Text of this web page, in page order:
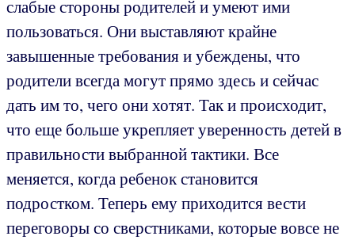
слабые стороны родителей и умеют ими
пользоваться. Они выставляют крайне
завышенные требования и убеждены, что
родители всегда могут прямо здесь и сейчас
дать им то, чего они хотят. Так и происходит,
что еще больше укрепляет уверенность детей в
правильности выбранной тактики. Все
меняется, когда ребенок становится
подростком. Теперь ему приходится вести
переговоры со сверстниками, которые вовсе не